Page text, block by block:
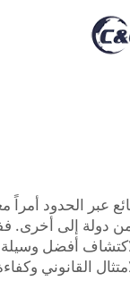
عبر الحدود أمراً
أفضل وسيلة
القانوني